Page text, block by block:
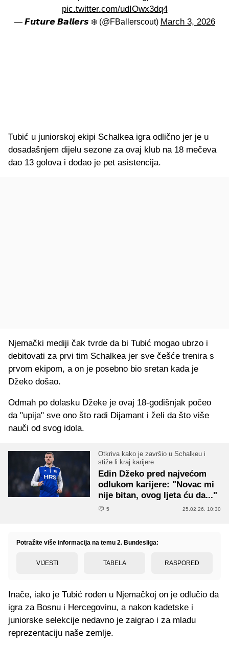
pic.twitter.com/udIOwx3dq4
— 𝙁𝙪𝙩𝙪𝙧𝙚 𝘽𝙖𝙡𝙡𝙚𝙧𝙨 ❄️ (@FBallerscout) March 3, 2026
Tubić u juniorskoj ekipi Schalkea igra odlično jer je u
dosadašnjem dijelu sezone za ovaj klub na 18 mečeva
dao 13 golova i dodao je pet asistencija.
Njemački mediji čak tvrde da bi Tubić mogao ubrzo i
debitovati za prvi tim Schalkea jer sve češće trenira s
prvom ekipom, a on je posebno bio sretan kada je
Džeko došao.
Odmah po dolasku Džeke je ovaj 18-godišnjak počeo
da "upija" sve ono što radi Dijamant i želi da što više
nauči od svog idola.
Otkriva kako je završio u Schalkeu i
stiže li kraj karijere
Edin Džeko pred najvećom
odlukom karijere: "Novac mi
nije bitan, ovog ljeta ću da..."
5 25.02.26. 10:30
Potražite više informacija na temu 2. Bundesliga:
VIJESTI TABELA RASPORED
Inače, iako je Tubić rođen u Njemačkoj on je odlučio da
igra za Bosnu i Hercegovinu, a nakon kadetske i
juniorske selekcije nedavno je zaigrao i za mladu
reprezentaciju naše zemlje.